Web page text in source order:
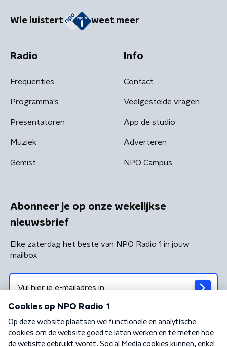
Wie luistert weet meer
Radio
Frequenties
Programma's
Presentatoren
Muziek
Gemist
Info
Contact
Veelgestelde vragen
App de studio
Adverteren
NPO Campus
Abonneer je op onze wekelijkse
nieuwsbrief
Elke zaterdag het beste van NPO Radio 1 in jouw
mailbox